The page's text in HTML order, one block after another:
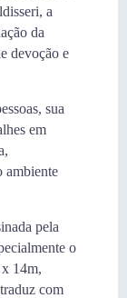
a
da
devoção e
sua
em
ambiente
pela
o
14m,
com